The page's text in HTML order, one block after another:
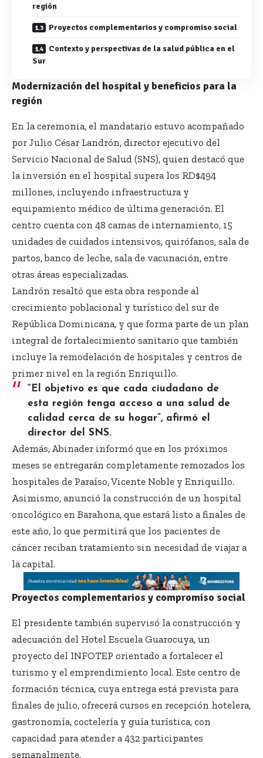
región
Proyectos complementarios y compromiso social
Contexto y perspectivas de la salud pública en el
Sur
Modernización del hospital y beneficios para la
región
En la ceremonia, el mandatario estuvo acompañado
por Julio César Landrón, director ejecutivo del
Servicio Nacional de Salud (SNS), quien destacó que
la inversión en el hospital supera los RD$494
millones, incluyendo infraestructura y
equipamiento médico de última generación. El
centro cuenta con 48 camas de internamiento, 15
unidades de cuidados intensivos, quirófanos, sala de
partos, banco de leche, sala de vacunación, entre
otras áreas especializadas.
Landrón resaltó que esta obra responde al
crecimiento poblacional y turístico del sur de
República Dominicana, y que forma parte de un plan
integral de fortalecimiento sanitario que también
incluye la remodelación de hospitales y centros de
primer nivel en la región Enriquillo.
“El objetivo es que cada ciudadano de
esta región tenga acceso a una salud de
calidad cerca de su hogar”, afirmó el
director del SNS.
Además, Abinader informó que en los próximos
meses se entregarán completamente remozados los
hospitales de Paraíso, Vicente Noble y Enriquillo.
Asimismo, anunció la construcción de un hospital
oncológico en Barahona, que estará listo a finales de
este año, lo que permitirá que los pacientes de
cáncer reciban tratamiento sin necesidad de viajar a
la capital.
Proyectos complementarios y compromiso social
El presidente también supervisó la construcción y
adecuación del Hotel Escuela Guarocuya, un
proyecto del INFOTEP orientado a fortalecer el
turismo y el emprendimiento local. Este centro de
formación técnica, cuya entrega está prevista para
finales de julio, ofrecerá cursos en recepción hotelera,
gastronomía, coctelería y guía turística, con
capacidad para atender a 432 participantes
semanalmente.